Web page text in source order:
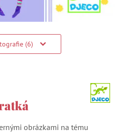
(6)
obrázkami na tému